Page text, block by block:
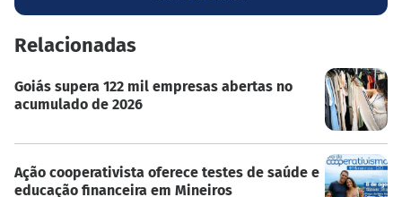
Relacionadas
Goiás supera 122 mil empresas abertas no
acumulado de 2026
Ação cooperativista oferece testes de saúde e
educação financeira em Mineiros